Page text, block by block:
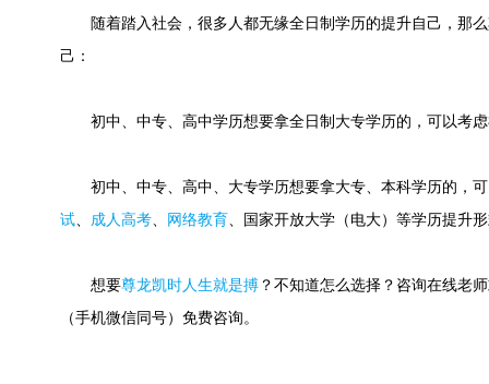
随着踏入社会，很多人都无缘全日制学历的提升自己，那么
己：
初中、中专、高中学历想要拿全日制大专学历的，可以考虑
初中、中专、高中、大专学历想要拿大专、本科学历的，可
试、 成人高考、 网络教育、国家开放大学（电大）等学历提升
想要尊龙凯时人生就是搏 ？不知道怎么选择？咨询在线老
（手机微信同号）免费咨询。